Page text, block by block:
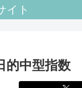
イト
的中型指数